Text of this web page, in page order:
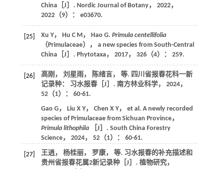
China［J］. Nordic Journal of Botany， 2022，
2022（9）： e03670.
[25] Xu Y， Hu C M ， Hao G. Primula centellifolia
（Primulaceae）， a new species from South-Central
China［J］. Phytotaxa， 2017， 326（4）： 259.
[26] 高刚， 刘星雨， 陈绪言， 等. 四川省报春花科一新
记录种： 习水报春［J］. 南方林业科学， 2024，
52（1）： 60-61.
Gao G， Liu X Y， Chen X Y， et al . A newly recorded
species of Primulaceae from Sichuan Province，
Primula lithophila［J］. South China Forestry
Science， 2024， 52（1）： 60-61.
[27] 王逍， 杨桂丽， 罗康， 等. 习水报春的补充描述和
贵州省报春花属2新记录种［J］. 植物研究，